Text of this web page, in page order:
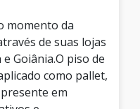
momento da
de suas lojas
Goiânia.O piso de
como pallet,
em